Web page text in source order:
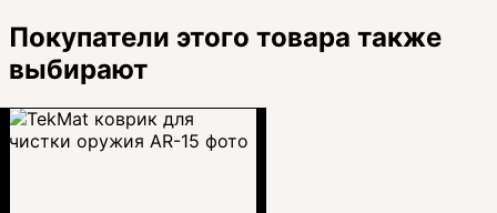
Покупатели этого товара также
выбирают